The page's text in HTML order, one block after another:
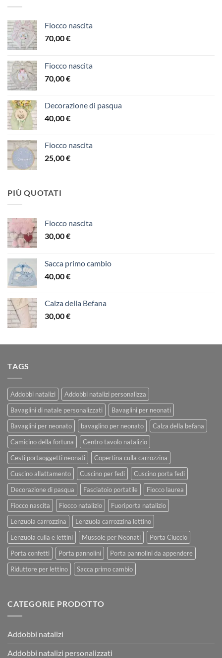
Fiocco nascita
70,00€
Fiocco nascita
70,00€
Decorazione di pasqua
40,00€
Fiocco nascita
25,00€
PIÙ QUOTATI
Fiocco nascita
30,00€
Sacca primo cambio
40,00€
Calza della Befana
30,00€
TAGS
Addobbi natalizi
Addobbi natalizi personalizza
Bavaglini di natale personalizzati
Bavaglini per neonati
Bavaglini per neonato
bavaglino per neonato
Calza della befana
Camicino della fortuna
Centro tavolo natalizio
Cesti portaoggetti neonati
Copertina culla carrozzina
Cuscino allattamento
Cuscino per fedi
Cuscino porta fedi
Decorazione di pasqua
Fasciatoio portatile
Fiocco laurea
Fiocco nascita
Fiocco natalizio
Fuoriporta natalizio
Lenzuola carrozzina
Lenzuola carrozzina lettino
Lenzuola culla e lettini
Mussole per Neonati
Porta Ciuccio
Porta confetti
Porta pannolini
Porta pannolini da appendere
Riduttore per lettino
Sacca primo cambio
CATEGORIE PRODOTTO
Addobbi natalizi
Addobbi natalizi personalizzati